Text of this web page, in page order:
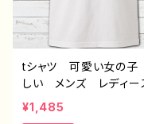
き悪パンダ セリフ付
作：こさつね C-3
tシャツ 可愛い女の
しい メンズ レディ
おしゃれ 白 個性的
すすめ 人気 クリエイ
¥1,485